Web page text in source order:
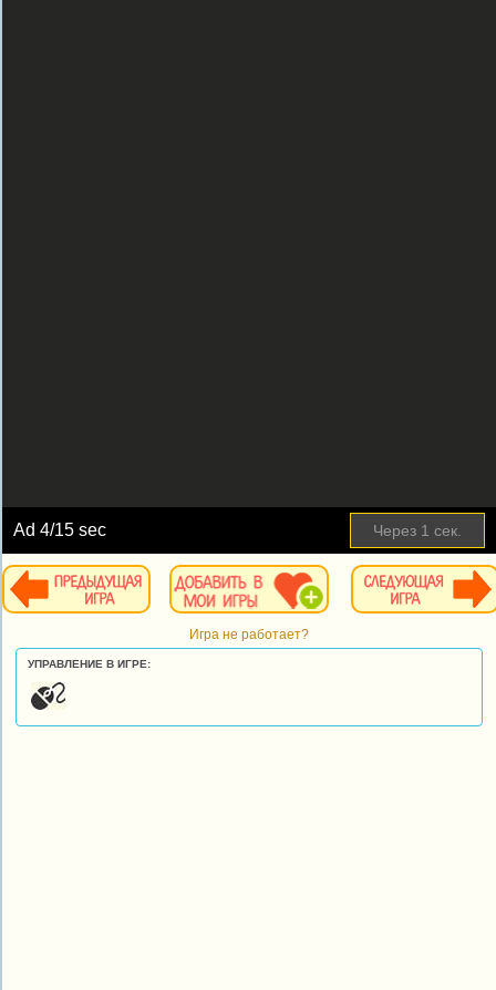
Ad4/15 sec Через 1 сек.
Игра не работает?
УПРАВЛЕНИЕ В ИГРЕ: